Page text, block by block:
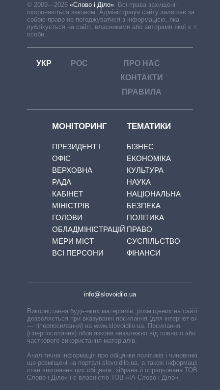
© 2009—2026 «Слово і Діло»
Всі права захищені і
охороняються законом. Адміністрація сайту залишає за
собою право не погоджуватися з інформацією, яка
публікується на сайті, власниками або авторами якої є треті
особи.
УКР РОС
ПРО НАС
КОНТАКТИ
ПРАВИЛА
МОНІТОРИНГ
ПРЕЗИДЕНТ І
ОФІС
ВЕРХОВНА
РАДА
КАБІНЕТ
МІНІСТРІВ
ГОЛОВИ
ОБЛАДМІНІСТРАЦІЙ
МЕРИ МІСТ
ВСІ ПЕРСОНИ
ТЕМАТИКИ
БІЗНЕС
ЕКОНОМІКА
КУЛЬТУРА
НАУКА
НАЦІОНАЛЬНА
БЕЗПЕКА
ПОЛІТИКА
ПРАВО
СУСПІЛЬСТВО
ФІНАНСИ
info@slovoidilo.ua
Використання будь-яких матеріалів, розміщених на сайті,
дозволяється при вказуванні посилання (для інтернет-видань
— гіперпосилання) на www.slovoidilo.ua. Посилання
(гіперпосилання) обов’язкове незалежно від повного або
часткового використання матеріалів.
Аналітична інформація про обіцянки політиків і чиновників,
що розміщені на порталі slovoidilo.ua, а також інформація про
стан виконання цих обіцянок, зібрана й опрацьована ТОВ «ІА
Слово і Діло» і є власністю ТОВ «ІА Слово і Діло».